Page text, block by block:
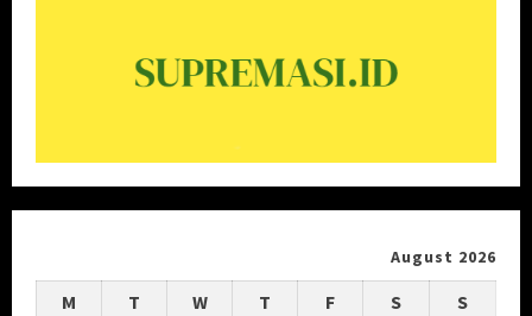
August 2026
M T W T F S S